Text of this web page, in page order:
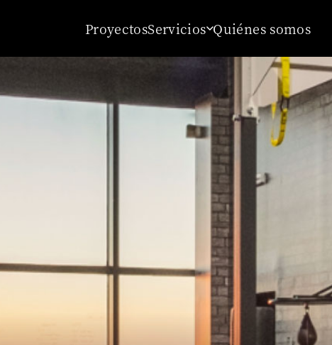
ProyectosServicios Quiénes somos